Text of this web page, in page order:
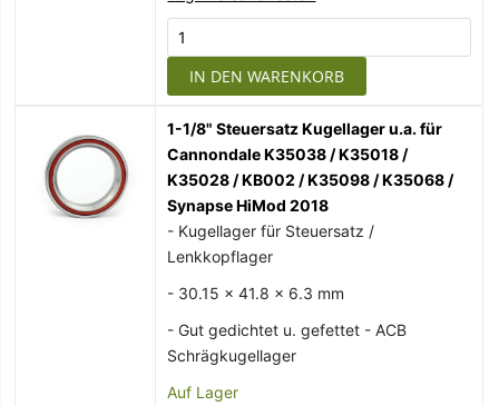
IN DEN WARENKORB
1-1/8" Steuersatz Kugellager u.a. für
Cannondale K35038 / K35018 /
K35028 / KB002 / K35098 / K35068 /
Synapse HiMod 2018
- Kugellager für Steuersatz /
Lenkkopflager
- 30.15 x 41.8 x 6.3 mm
- Gut gedichtet u. gefettet - ACB
Schrägkugellager
Auf Lager